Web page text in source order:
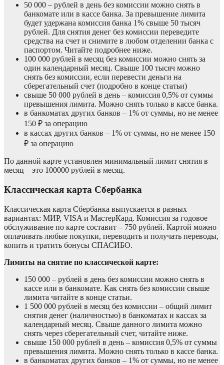
50 000 – рублей в день без комиссии можно снять в
банкомате или в кассе банка. За превышение лимита
будет удержана комиссия банка 1% свыше 50 тысяч
рублей. Для снятия денег без комиссии переведите
средства на счет и снимите в любом отделении банка с
паспортом. Читайте подробнее ниже.
100 000 рублей в месяц без комиссии можно снять за
один календарный месяц. Свыше 100 тысяч можно
снять без комиссии, если перевести деньги на
сберегательный счет (подробно в конце статьи)
свыше 50 000 рублей в день – комиссия 0,5% от суммы
превышения лимита. Можно снять только в кассе банка.
в банкоматах других банков – 1% от суммы, но не менее
150 ₽ за операцию
в кассах других банков – 1% от суммы, но не менее 150
₽ за операцию
По данной карте установлен минимальный лимит снятия в
месяц – это 100000 рублей в месяц.
Классическая карта Сбербанка
Классическая карта Сбербанка выпускается в разных
вариантах: МИР, VISA и МастерКард. Комиссия за годовое
обслуживание по карте составит – 750 рублей. Картой можно
оплачивать любые покупки, переводить и получать переводы,
копить и тратить бонусы СПАСИБО.
Лимиты на снятие по классической карте:
150 000 – рублей в день без комиссии можно снять в
кассе или в банкомате. Как снять без комиссии свыше
лимита читайте в конце статьи.
1 500 000 рублей в месяц без комиссии – общий лимит
снятия денег (наличностью) в банкоматах и кассах за
календарный месяц. Свыше данного лимита можно
снять через сберегательный счет, читайте ниже.
свыше 150 000 рублей в день – комиссия 0,5% от суммы
превышения лимита. Можно снять только в кассе банка.
в банкоматах других банков – 1% от суммы, но не менее